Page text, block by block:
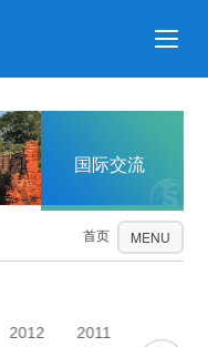
国际交流
首页 国际交流
MENU
2012 2011